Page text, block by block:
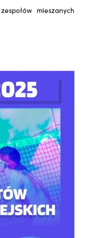
mieszanych